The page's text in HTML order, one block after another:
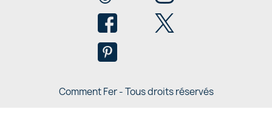
Comment Fer - Tous droits réservés